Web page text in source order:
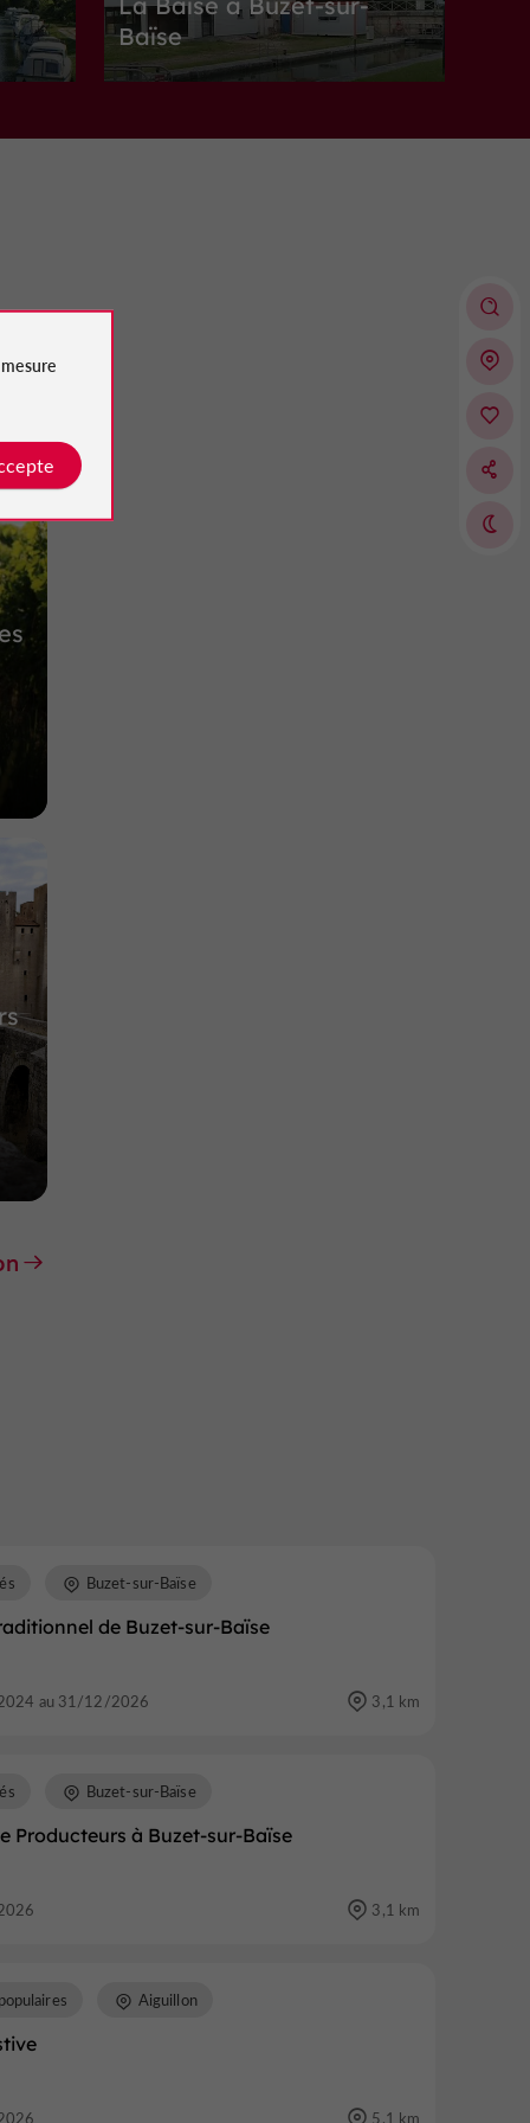
Baïse
de Buzet-sur-Baïse
Buzet-sur-Baïse
au 31/12/2026 3,1 km
Producteurs à Buzet-sur-Baïse
Buzet-sur-Baïse
3,1 km
Aiguillon
5,1 km
mesure